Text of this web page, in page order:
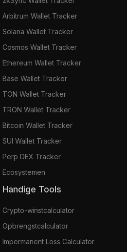
Arbitrum Wallet Tracker
Solana Wallet Tracker
Cosmos Wallet Tracker
Ethereum Wallet Tracker
Base Wallet Tracker
TON Wallet Tracker
TRON Wallet Tracker
Bitcoin Wallet Tracker
SUI Wallet Tracker
Perp DEX Tracker
Ecosystemen
Handige Tools
Crypto-winstcalculator
Opbrengstcalculator
Impermanent Loss Calculator